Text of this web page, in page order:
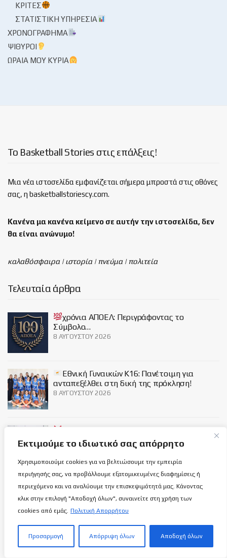
Εκτιμούμε το ιδιωτικό σας απόρρητο
Χρησιμοποιούμε cookies για να βελτιώσουμε την εμπειρία
περιήγησής σας, να προβάλλουμε εξατομικευμένες διαφημίσεις ή
περιεχόμενο και να αναλύουμε την επισκεψιμότητά μας. Κάνοντας
κλικ στην επιλογή "Αποδοχή όλων", συναινείτε στη χρήση των
cookies από εμάς. Πολιτική Απορρήτου
Προσαρμογή Απόρριψη όλων Αποδοχή όλων
ΚΡΙΤΈΣ
ΣΤΑΤΙΣΤΙΚΉ ΥΠΗΡΕΣΊΑ
ΧΡΟΝΟΓΡΆΦΗΜΑ
ΨΊΘΥΡΟΙ
ΩΡΑΊΑ ΜΟΥ ΚΥΡΊΑ
Το Basketball Stories στις επάλξεις!
Μια νέα ιστοσελίδα εμφανίζεται σήμερα μπροστά στις οθόνες
σας, η basketballstoriescy.com.
Κανένα μα κανένα κείμενο σε αυτήν την ιστοσελίδα, δεν
θα είναι ανώνυμο!
καλαθόσφαιρα | ιστορία | πνεύμα | πολιτεία
Τελευταία άρθρα
χρόνια ΑΠΟΕΛ: Περιγράφοντας το
Σύμβολο…
8 ΑΥΓΟΎΣΤΟΥ 2026
Εθνική Γυναικών Κ16: Πανέτοιμη για
ανταπεξέλθει στη δική της πρόκληση!
8 ΑΥΓΟΎΣΤΟΥ 2026
Τρόπαια!
8 ΑΥΓΟΎΣΤΟΥ 2026
Social